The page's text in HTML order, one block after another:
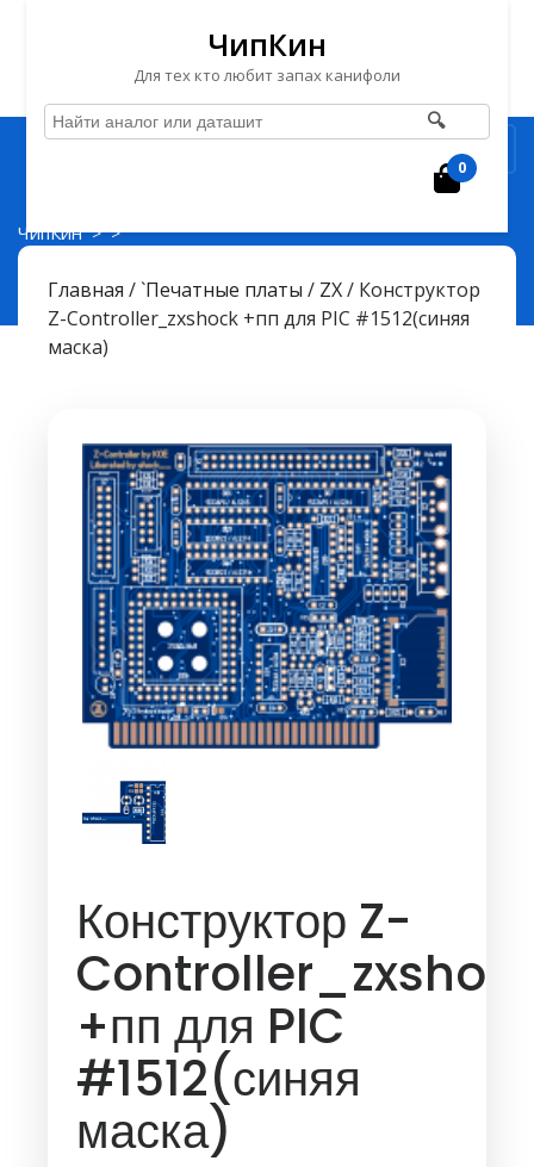
Перейти
ЧипКин
Для тех кто любит запах канифоли
🔍
0
ЧипКин> >
Конструктор Z-Controller_zxshock +пп для PIC
#1512(синяя маска)
Главная /`Печатные платы / ZX/ Конструктор
Z-Controller_zxshock +пп для PIC #1512(синяя
маска)
Конструктор Z-
+пп для PIC
#1512(синяя
маска)